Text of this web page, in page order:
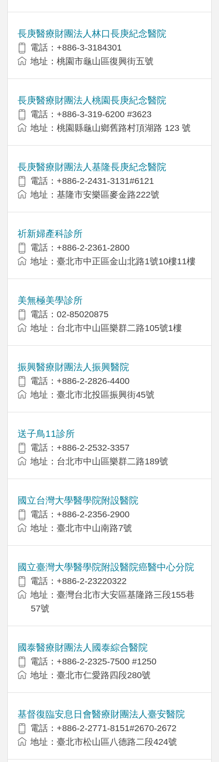
長庚醫療財團法人林口長庚紀念醫院
電話：+886-3-3184301
地址：桃園市龜山區復興街五號
長庚醫療財團法人桃園長庚紀念醫院
電話：+886-3-319-6200 #3623
地址：桃園縣龜山鄉舊路村頂湖路 123 號
長庚醫療財團法人基隆長庚紀念醫院
電話：+886-2-2431-3131#6121
地址：基隆市安樂區麥金路222號
祈新婦產科診所
電話：+886-2-2361-2800
地址：臺北市中正區金山北路1號10樓11樓
美無極美學診所
電話：02-85020875
地址：台北市中山區樂群二路105號1樓
振興醫療財團法人振興醫院
電話：+886-2-2826-4400
地址：臺北市北投區振興街45號
送子鳥11診所
電話：+886-2-2532-3357
地址：台北巿中山區樂群二路189號
國立台灣大學醫學院附設醫院
電話：+886-2-2356-2900
地址：臺北市中山南路7號
國立臺灣大學醫學院附設醫院癌醫中心分院
電話：+886-2-23220322
地址：臺灣台北市大安區基隆路三段155巷
57號
國泰醫療財團法人國泰綜合醫院
電話：+886-2-2325-7500 #1250
地址：臺北市仁愛路四段280號
基督復臨安息日會醫療財團法人臺安醫院
電話：+886-2-2771-8151#2670-2672
地址：臺北市松山區八德路二段424號